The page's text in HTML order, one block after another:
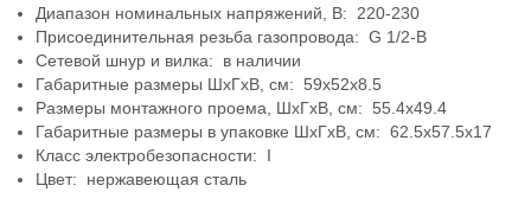
Диапазон номинальных напряжений, В: 220-230
Присоединительная резьба газопровода: G 1/2-В
Сетевой шнур и вилка: в наличии
Габаритные размеры ШхГхВ, см: 59x52x8.5
Размеры монтажного проема, ШхГхВ, см: 55.4x49.4
Габаритные размеры в упаковке ШхГхВ, см: 62.5x57.5x17
Класс электробезопасности: I
Цвет: нержавеющая сталь